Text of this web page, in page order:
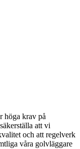
höga krav på
att vi
och att regelverk
våra golvläggare